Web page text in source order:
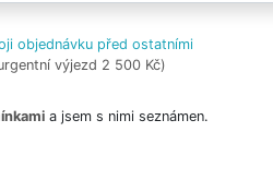
objednávku před ostatními
výjezd 2 500 Kč)
a jsem s nimi seznámen.